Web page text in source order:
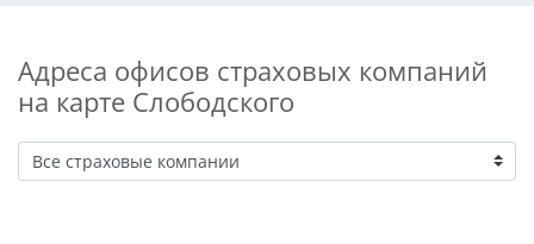
Адреса офисов страховых компаний
на карте Слободского